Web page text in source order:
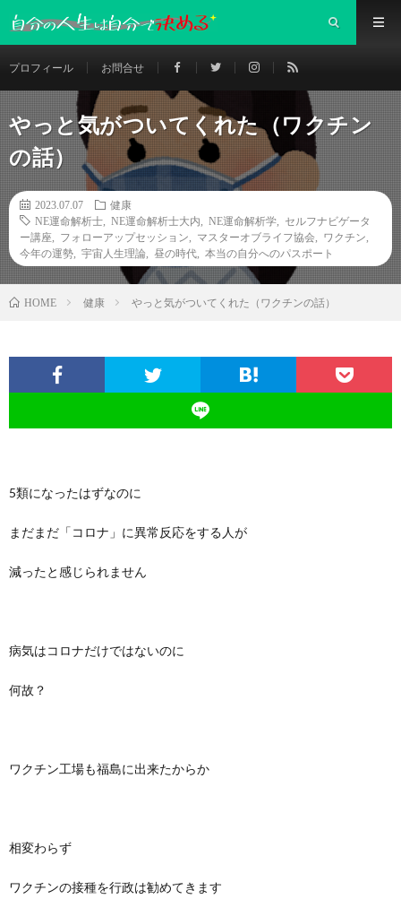
プロフィール お問合せ
やっと気がついてくれた（ワクチン
の話）
2023.07.07
健康
NE運命解析士
NE運命解析士大内 NE運命解析学
セルフナビゲータ
ー講座
フォローアップセッション マスターオブライフ協会 ワクチン
今年の運勢
宇宙人生理論 昼の時代 本当の自分へのパスポート
HOME 健康 やっと気がついてくれた（ワクチンの話）
5類になったはずなのに
まだまだ「コロナ」に異常反応をする人が
減ったと感じられません
病気はコロナだけではないのに
何故？
ワクチン工場も福島に出来たからか
相変わらず
ワクチンの接種を行政は勧めてきます